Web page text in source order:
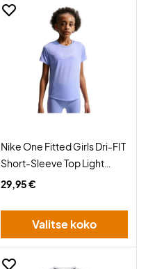
Nike One Fitted Girls Dri-FIT
Short-Sleeve Top Light
Thistle
29,95 €
Valitse koko